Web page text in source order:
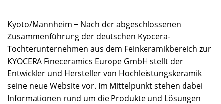
Kyoto/Mannheim − Nach der abgeschlossenen
Zusammenführung der deutschen Kyocera-
Tochterunternehmen aus dem Feinkeramikbereich zur
KYOCERA Fineceramics Europe GmbH stellt der
Entwickler und Hersteller von Hochleistungskeramik
seine neue Website vor. Im Mittelpunkt stehen dabei
Informationen rund um die Produkte und Lösungen